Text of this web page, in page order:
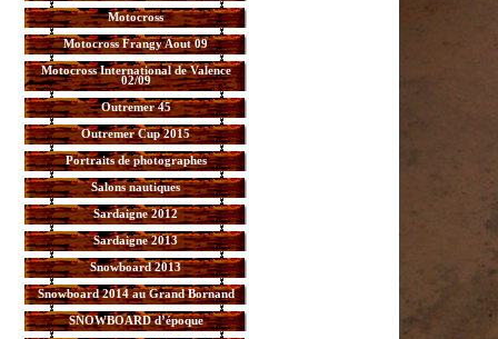
Motocross
Motocross Frangy Aout 09
Motocross International de Valence
02/09
Outremer 45
Outremer Cup 2015
Portraits de photographes
Salons nautiques
Sardaigne 2012
Sardaigne 2013
Snowboard 2013
Snowboard 2014 au Grand Bornand
SNOWBOARD d’époque